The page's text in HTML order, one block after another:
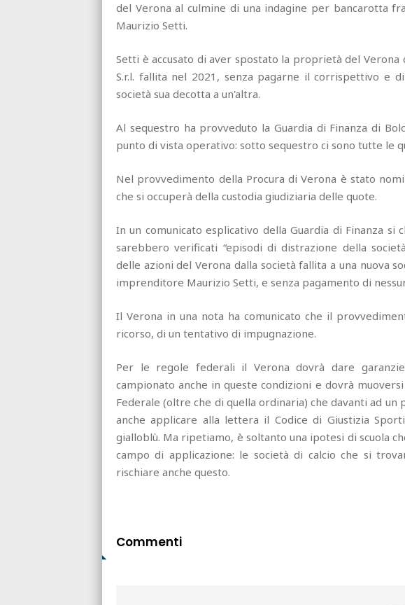
del Verona al culmine di una indagine per bancarotta
Maurizio Setti.
Setti è accusato di aver spostato la proprietà del Verona
S.r.l. fallita nel 2021, senza pagarne il corrispettivo e
società sua decotta a un'altra.
Al sequestro ha provveduto la Guardia di Finanza di
punto di vista operativo: sotto sequestro ci sono tutte le
Nel provvedimento della Procura di Verona è stato
che si occuperà della custodia giudiziaria delle quote.
In un comunicato esplicativo della Guardia di Finanza si
sarebbero verificati “episodi di distrazione della
delle azioni del Verona dalla società fallita a una nuova
imprenditore Maurizio Setti, e senza pagamento di
Il Verona in una nota ha comunicato che il
ricorso, di un tentativo di impugnazione.
Per le regole federali il Verona dovrà dare
campionato anche in queste condizioni e dovrà
Federale (oltre che di quella ordinaria) che davanti ad
anche applicare alla lettera il Codice di Giustizia
gialloblù. Ma ripetiamo, è soltanto una ipotesi di scuola
campo di applicazione: le società di calcio che si
rischiare anche questo.
Commenti